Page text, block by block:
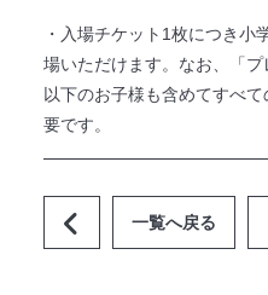
・入場チケット1枚につき小
場いただけます。なお、「
以下のお子様も含めてすべ
要です。
一覧へ戻る